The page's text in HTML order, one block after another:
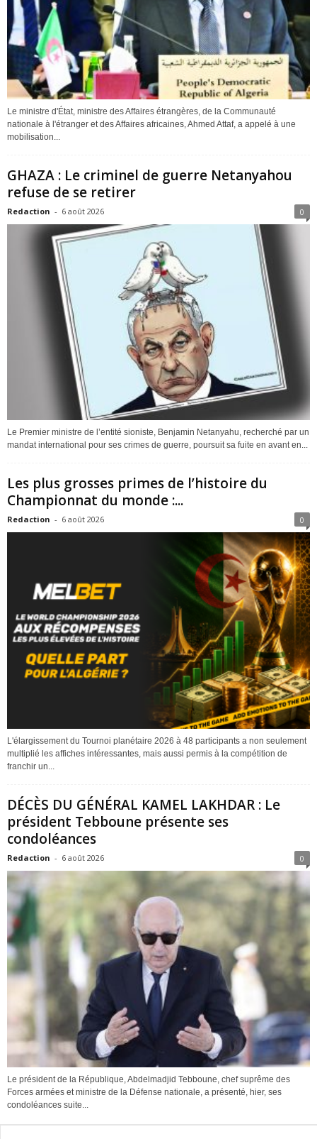
Le ministre d'État, ministre des Affaires étrangères, de la Communauté
nationale à l'étranger et des Affaires africaines, Ahmed Attaf, a appelé à une
mobilisation...
GHAZA : Le criminel de guerre Netanyahou
refuse de se retirer
Redaction - 6 août 2026 0
Le Premier ministre de l’entité sioniste, Benjamin Netanyahu, recherché par un
mandat international pour ses crimes de guerre, poursuit sa fuite en avant en...
Les plus grosses primes de l’histoire du
Championnat du monde :...
Redaction - 6 août 2026 0
L'élargissement du Tournoi planétaire 2026 à 48 participants a non seulement
multiplié les affiches intéressantes, mais aussi permis à la compétition de
franchir un...
DÉCÈS DU GÉNÉRAL KAMEL LAKHDAR : Le
président Tebboune présente ses
condoléances
Redaction - 6 août 2026 0
Le président de la République, Abdelmadjid Tebboune, chef suprême des
Forces armées et ministre de la Défense nationale, a présenté, hier, ses
condoléances suite...